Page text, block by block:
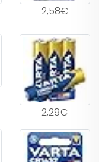
2,58€
2,29€